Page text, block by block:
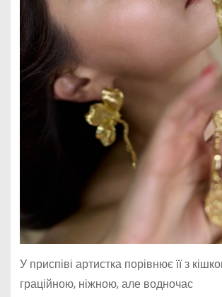
У приспіві артистка порівнює її з
граційною, ніжною, але водночас